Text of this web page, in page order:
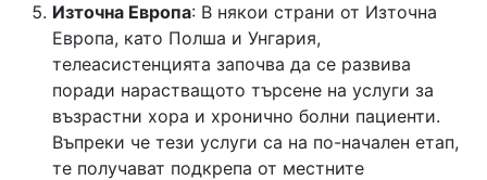
Източна Европа: В някои страни от Източна
Европа, като Полша и Унгария,
телеасистенцията започва да се развива
поради нарастващото търсене на услуги за
възрастни хора и хронично болни пациенти.
Въпреки че тези услуги са на по-начален етап,
те получават подкрепа от местните